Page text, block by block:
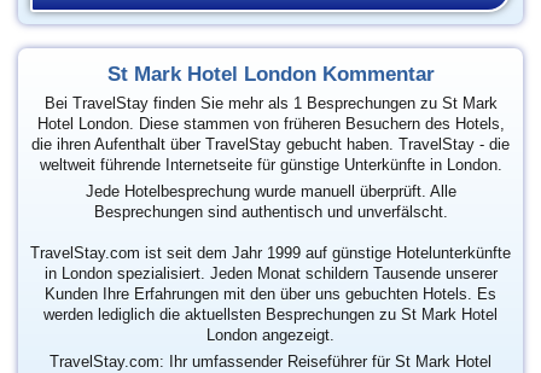
St Mark Hotel London Kommentar
Bei TravelStay finden Sie mehr als 1 Besprechungen zu St Mark
Hotel London. Diese stammen von früheren Besuchern des Hotels,
die ihren Aufenthalt über TravelStay gebucht haben. TravelStay - die
weltweit führende Internetseite für günstige Unterkünfte in London.
Jede Hotelbesprechung wurde manuell überprüft. Alle
Besprechungen sind authentisch und unverfälscht.
TravelStay.com ist seit dem Jahr 1999 auf günstige Hotelunterkünfte
in London spezialisiert. Jeden Monat schildern Tausende unserer
Kunden Ihre Erfahrungen mit den über uns gebuchten Hotels. Es
werden lediglich die aktuellsten Besprechungen zu St Mark Hotel
London angezeigt.
TravelStay.com: Ihr umfassender Reiseführer für St Mark Hotel